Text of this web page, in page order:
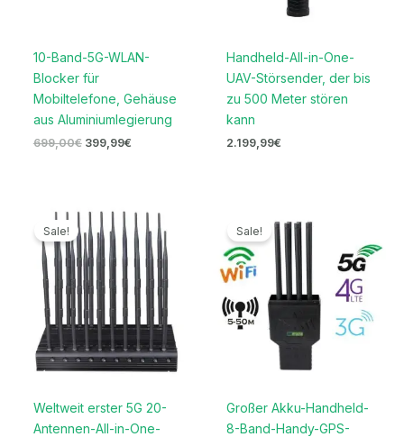
10-Band-5G-WLAN-
Blocker für
Mobiltelefone, Gehäuse
aus Aluminiumlegierung
699,00€ 399,99€
Handheld-All-in-One-
UAV-Störsender, der bis
zu 500 Meter stören
kann
2.199,99€
Sale!
Weltweit erster 5G 20-
Antennen-All-in-One-
Ursprünglicher
Preis
war:
1.199,00€
Aktueller
Preis
ist:
699,99€.
Sale!
Großer Akku-Handheld-
8-Band-Handy-GPS-
Preis
war:
999,00€
689,99€.